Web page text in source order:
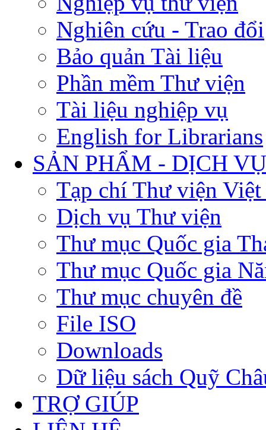
Nghiên cứu - Trao đổi
Bảo quản Tài liệu
Phần mềm Thư viện
Tài liệu nghiệp vụ
English for Librarians
SẢN PHẨM - DỊCH VỤ
Tạp chí Thư viện Việt
Dịch vụ Thư viện
Thư mục Quốc gia
Thư mục Quốc gia
Thư mục chuyên đề
File ISO
Downloads
Dữ liệu sách Quỹ
TRỢ GIÚP